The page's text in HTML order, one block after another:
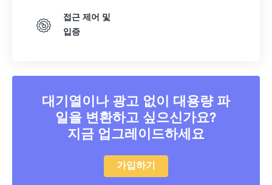
접근 제어 및
입증
대기열이나 광고 없이 대용량 파
일을 변환하고 싶으신가요?
지금 업그레이드하세요
가입하기